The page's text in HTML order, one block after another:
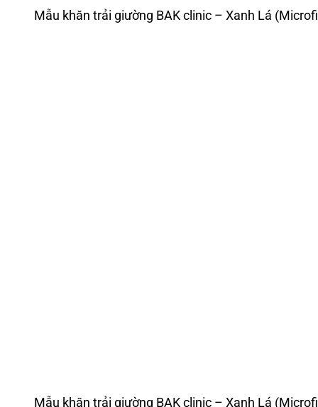
Mẫu khăn trải giường BAK clinic – Xanh Lá
Mẫu khăn trải giường BAK clinic – Xanh Lá